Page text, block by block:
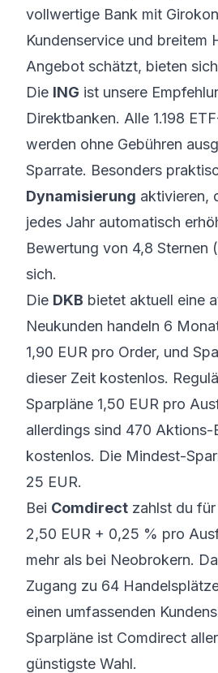
vollwertige Bank mit
Kundenservice und breitem
Angebot schätzt, bieten
Die ING ist unsere
Direktbanken. Alle 1.198
werden ohne Gebühren
Sparrate. Besonders
Dynamisierung aktivieren,
jedes Jahr automatisch
Bewertung von 4,8 Sternen
sich.
Die DKB bietet aktuell eine
Neukunden handeln 6
1,90 EUR pro Order, und
dieser Zeit kostenlos.
Sparpläne 1,50 EUR pro
allerdings sind 470 Aktions-
kostenlos. Die Mindest-
25 EUR.
Bei Comdirect zahlst du
2,50 EUR + 0,25 % pro
mehr als bei Neobrokern.
Zugang zu 64
einen umfassenden
Sparpläne ist Comdirect
günstigste Wahl.